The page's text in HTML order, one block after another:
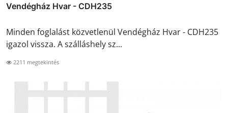
Vendégház Hvar - CDH235
Minden foglalást közvetlenül Vendégház Hvar - CDH235
igazol vissza. A szálláshely sz...
2211 megtekintés